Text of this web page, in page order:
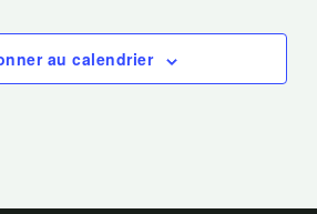
au calendrier